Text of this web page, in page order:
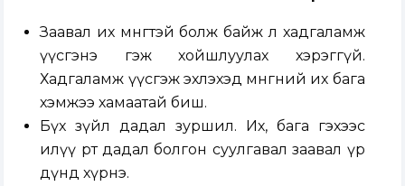
Заавал их мөнгөтэй болж байж л хадгаламж
үүсгэнэ гэж хойшлуулах хэрэггүй.
Хадгаламж үүсгэж эхлэхэд мөнгөний их бага
хэмжээ хамаатай биш.
Бүх зүйл дадал зуршил. Их, бага гэхээс
илүү өөртөө дадал болгон суулгавал заавал үр
дүнд хүрнэ.